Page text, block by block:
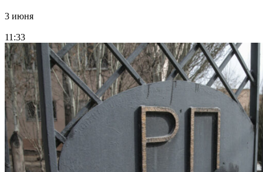
3 июня
11:33